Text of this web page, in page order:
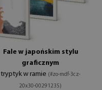
Fale w japońskim stylu
graficznym
tryptyk w ramie (#zo-mdf-3cz-
20x30-00291235)